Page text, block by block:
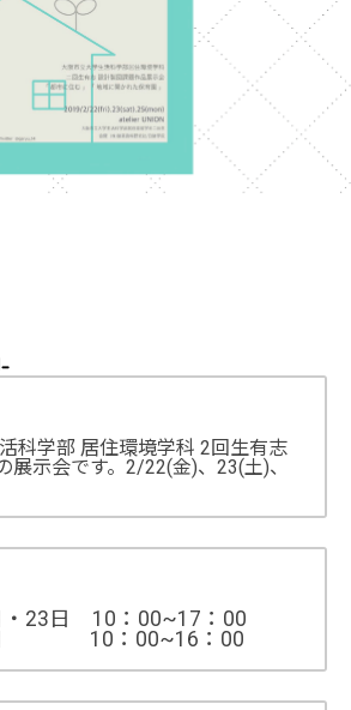
科学部 居住環境学科 2回生有志
展示会です。2/22(金)、23(土)、
・23日 10：00~17：00
：00~16：00